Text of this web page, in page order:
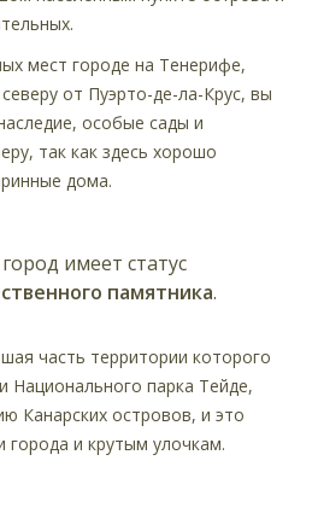
мест городе на Тенерифе,
от Пуэрто-де-ла-Крус, вы
особые сады и
так как здесь хорошо
дома.
имеет статус
памятника.
часть территории которого
Национального парка Тейде,
Канарских островов, и это
города и крутым улочкам.